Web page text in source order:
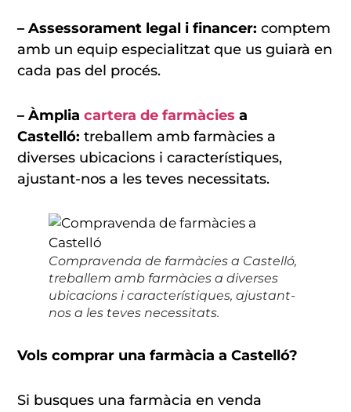
– Assessorament legal i financer: comptem
amb un equip especialitzat que us guiarà en
cada pas del procés.
– Àmpliacartera de farmàcies a
Castelló: treballem amb farmàcies a
diverses ubicacions i característiques,
ajustant-nos a les teves necessitats.
Compravenda de farmàcies a Castelló,
treballem amb farmàcies a diverses
ubicacions i característiques, ajustant-
nos a les teves necessitats.
Vols comprar una farmàcia a Castelló?
Si busques una farmàcia en venda